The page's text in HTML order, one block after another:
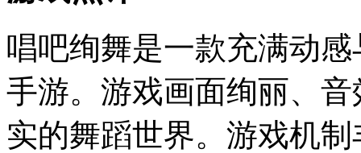
唱吧绚舞是一款充满动
手游。游戏画面绚丽、
实的舞蹈世界。游戏机